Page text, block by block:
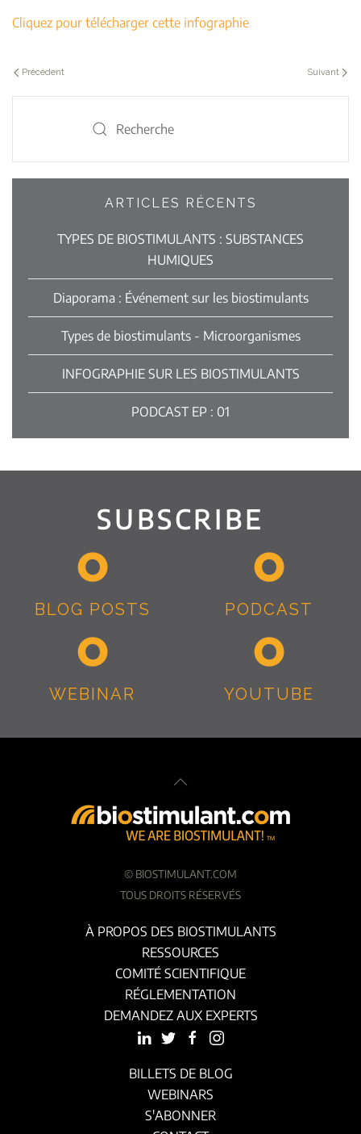
Cliquez pour télécharger cette infographie
Précédent Suivant
ARTICLES RÉCENTS
TYPES DE BIOSTIMULANTS : SUBSTANCES
HUMIQUES
Diaporama : Événement sur les biostimulants
Types de biostimulants - Microorganismes
INFOGRAPHIE SUR LES BIOSTIMULANTS
PODCAST EP : 01
SUBSCRIBE
BLOG POSTS PODCAST
WEBINAR YOUTUBE
© BIOSTIMULANT.COM
TOUS DROITS RÉSERVÉS
À PROPOS DES BIOSTIMULANTS
RESSOURCES
COMITÉ SCIENTIFIQUE
RÉGLEMENTATION
DEMANDEZ AUX EXPERTS
BILLETS DE BLOG
WEBINARS
S'ABONNER